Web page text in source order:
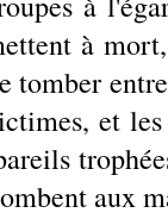
à
tomber
et
aux